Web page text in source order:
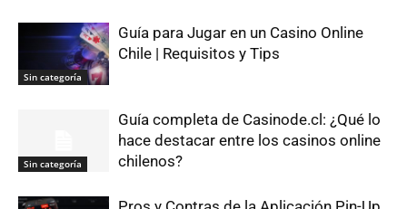
Sin categoría
Guía para Jugar en un Casino Online
Chile | Requisitos y Tips
Sin categoría
Guía completa de Casinode.cl: ¿Qué lo
hace destacar entre los casinos online
chilenos?